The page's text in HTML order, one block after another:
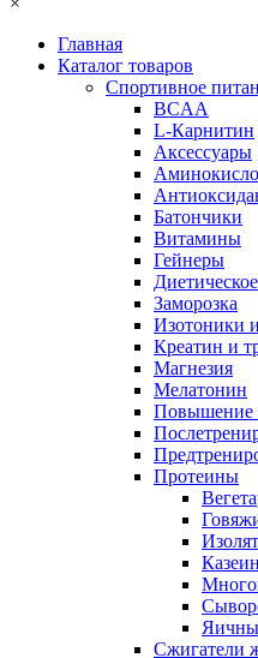
Главная
Каталог товаров
Спортивное
BCAA
L-Карнитин
Аксессуары
Батончики
Витамины
Гейнеры
Заморозка
Изотоники
Креатин и
Магнезия
Мелатонин
Повышение
Протеины
Сжигатели